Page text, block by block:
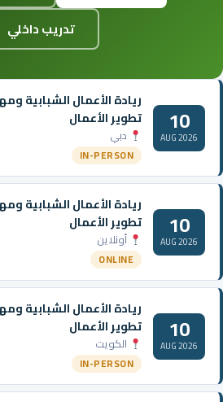
تدريب داخلي
10
AUG 2026
ريادة الأعمال الشبابية
تطوير الأعمال
دبي
IN-PERSON
10
AUG 2026
ريادة الأعمال الشبابية
تطوير الأعمال
أونلاين
ONLINE
10
AUG 2026
ريادة الأعمال الشبابية
تطوير الأعمال
الكويت
IN-PERSON